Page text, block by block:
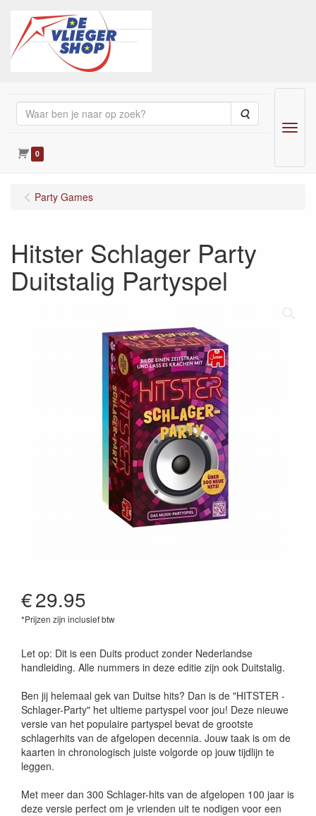
Zoeken
0
Menu
Party Games
Hitster Schlager Party
Duitstalig Partyspel
€29.95
*Prijzen zijn inclusief btw
Let op: Dit is een Duits product zonder Nederlandse
handleiding. Alle nummers in deze editie zijn ook Duitstalig.
Ben jij helemaal gek van Duitse hits? Dan is de "HITSTER -
Schlager-Party" het ultieme partyspel voor jou! Deze nieuwe
versie van het populaire partyspel bevat de grootste
schlagerhits van de afgelopen decennia. Jouw taak is om de
kaarten in chronologisch juiste volgorde op jouw tijdlijn te
leggen.
Met meer dan 300 Schlager-hits van de afgelopen 100 jaar is
deze versie perfect om je vrienden uit te nodigen voor een